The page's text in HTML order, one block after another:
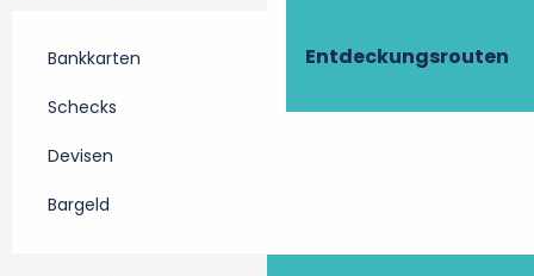
Entdeckungsrouten
Bankkarten
Schecks
Devisen
Bargeld